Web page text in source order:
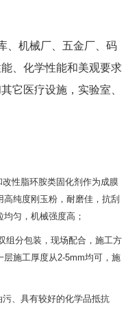
、机械厂、五金厂、码
、化学性能和美观要求
它医疗设施，实验室、
性脂环胺类固化剂作为成膜
纯度刚玉粉，耐磨佳，抗刮
匀，机械强度高；
组分包装，现场配合，施工方
施工厚度从2-5mm均可，施
、具有较好的化学品抵抗